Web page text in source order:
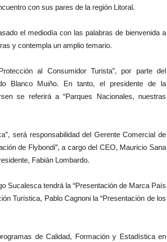
con sus pares de la región Litoral.
el mediodía con las palabras de bienvenida a
y contempla un amplio temario.
al Consumidor Turista”, por parte del
Blanco Muiño. En tanto, el presidente de la
se referirá a “Parques Nacionales, nuestras
será responsabilidad del Gerente Comercial de
de Flybondi”, a cargo del CEO, Mauricio Sana
Fabián Lombardo.
Sucalesca tendrá la “Presentación de Marca País
Turística, Pablo Cagnoni la “Presentación de los
de Calidad, Formación y Estadística en